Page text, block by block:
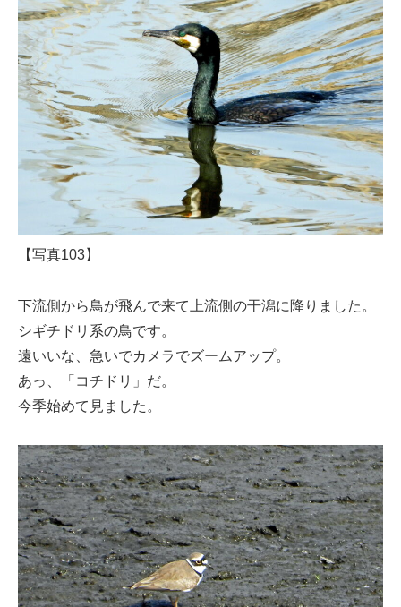
【写真103】
下流側から鳥が飛んで来て上流側の干潟に降りました。
シギチドリ系の鳥です。
遠いいな、急いでカメラでズームアップ。
あっ、「コチドリ」だ。
今季始めて見ました。